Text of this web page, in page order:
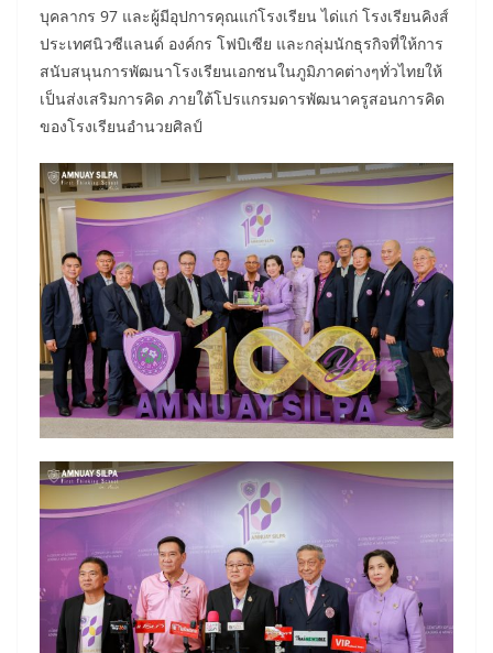
บุคลากร 97 และผู้มีอุปการคุณแก่โรงเรียน ได่แก่ โรงเรียนคิงส์
ประเทศนิวซีแลนด์ องค์กร โฟบิเซีย และกลุ่มนักธุรกิจที่ให้การ
สนับสนุนการพัฒนาโรงเรียนเอกชนในภูมิภาคต่างๆทั่วไทยให้
เป็นส่งเสริมการคิด ภายใต้โปรแกรมดารพัฒนาครูสอนการคิด
ของโรงเรียนอำนวยศิลป์